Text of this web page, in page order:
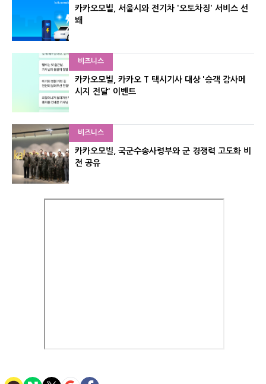
카카오모빌, 서울시와 전기차 '오토차징' 서비스 선
봬
비즈니스
카카오모빌, 카카오 T 택시기사 대상 '승객 감사메
시지 전달' 이벤트
비즈니스
카카오모빌, 국군수송사령부와 군 경쟁력 고도화 비
전 공유